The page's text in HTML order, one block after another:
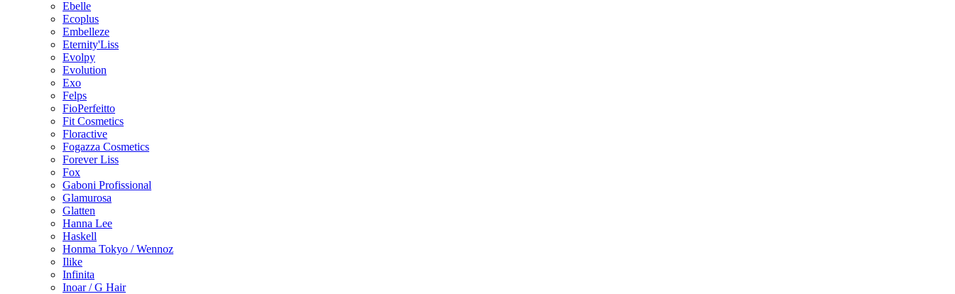
Ebelle
Ecoplus
Embelleze
Eternity'Liss
Evolpy
Evolution
Exo
Felps
FioPerfeitto
Fit Cosmetics
Floractive
Fogazza Cosmetics
Forever Liss
Fox
Gaboni Profissional
Glamurosa
Glatten
Hanna Lee
Haskell
Honma Tokyo / Wennoz
Ilike
Infinita
Inoar / G Hair